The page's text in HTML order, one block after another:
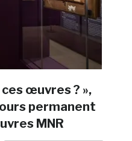
œuvres ? »,
permanent
MNR